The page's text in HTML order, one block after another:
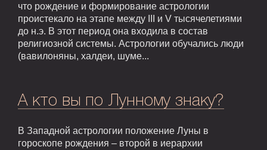
что рождение и формирование астрологии
проистекало на этапе между III и V тысячелетиями
до н.э. В этот период она входила в состав
религиозной системы. Астрологии обучались люди
(вавилоняны, халдеи, шуме...
А кто вы по Лунному знаку?
В Западной астрологии положение Луны в
гороскопе рождения – второй в иерархии